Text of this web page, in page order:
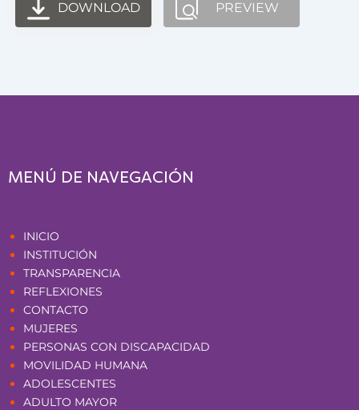
DOWNLOAD PREVIEW
MENÚ DE NAVEGACIÓN
INICIO
INSTITUCIÓN
TRANSPARENCIA
REFLEXIONES
CONTACTO
MUJERES
PERSONAS CON DISCAPACIDAD
MOVILIDAD HUMANA
ADOLESCENTES
ADULTO MAYOR